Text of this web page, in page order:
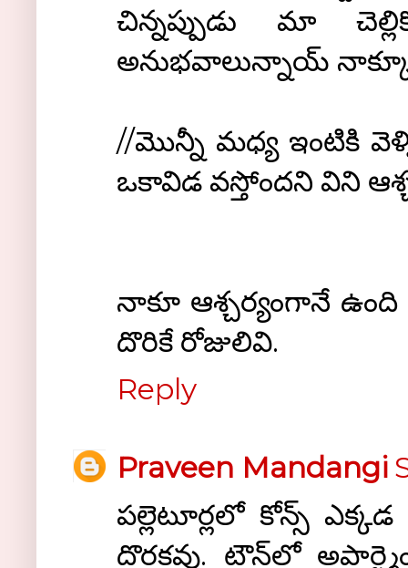
చిన్నప్పుడు మా
అనుభవాలున్నాయ్
//మొన్నీ మధ్య ఇంటికి
ఒకావిడ వస్తోందని విని
నాకూ ఆశ్చర్యంగానే ఉంది
దొరికే రోజులివి.
Reply
Praveen Mandangi
పల్లెటూర్లలో కోన్స్
దొరకవు. టౌన్‌లో